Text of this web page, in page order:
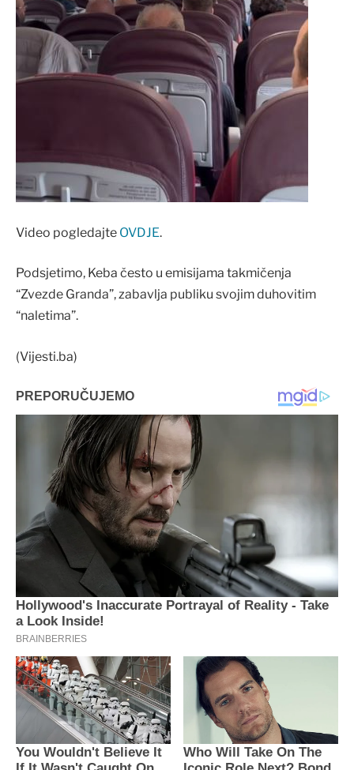
Video pogledajte OVDJE.
Podsjetimo, Keba često u emisijama takmičenja
“Zvezde Granda”, zabavlja publiku svojim duhovitim
“naletima”.
(Vijesti.ba)